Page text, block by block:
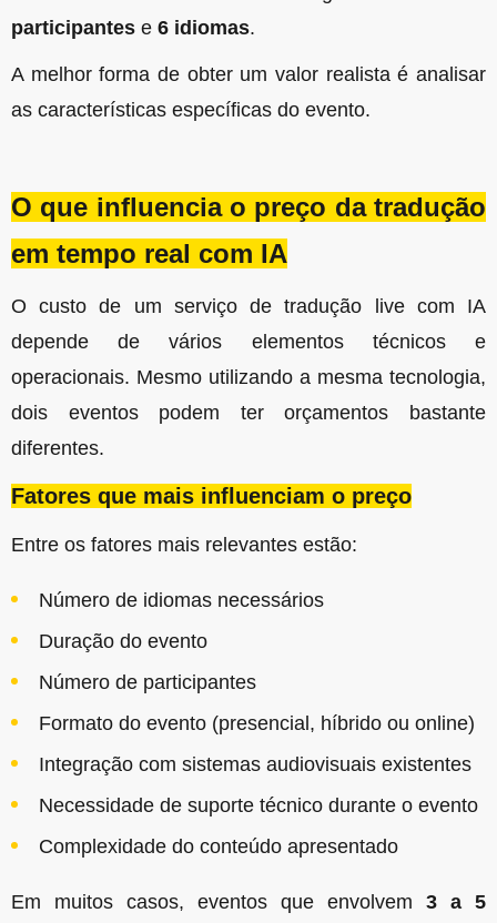
participantes e 6 idiomas.
A melhor forma de obter um valor realista é analisar
as características específicas do evento.
O que influencia o preço da tradução
em tempo real com IA
O custo de um serviço de tradução live com IA
depende de vários elementos técnicos e
operacionais. Mesmo utilizando a mesma tecnologia,
dois eventos podem ter orçamentos bastante
diferentes.
Fatores que mais influenciam o preço
Entre os fatores mais relevantes estão:
Número de idiomas necessários
Duração do evento
Número de participantes
Formato do evento (presencial, híbrido ou online)
Integração com sistemas audiovisuais existentes
Necessidade de suporte técnico durante o evento
Complexidade do conteúdo apresentado
Em muitos casos, eventos que envolvem 3 a 5